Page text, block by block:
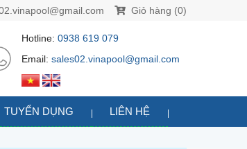
Giỏ hàng (0)
Hotline: 0938 619 079
Email: sales02.vinapool@gmail.com
TUYỂN DỤNG LIÊN HỆ